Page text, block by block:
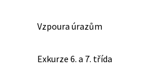
Vzpoura úrazům
Exkurze 6. a 7. třída